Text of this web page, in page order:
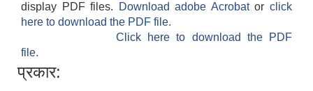
display PDF files.
Download adobe Acrobatorclick
here to download the PDF file.
Click here to download the PDF
file.
प्रकार: